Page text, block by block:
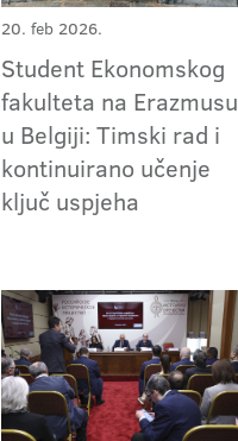
20. feb 2026.
Student Ekonomskog
fakulteta na Erazmusu
u Belgiji: Timski rad i
kontinuirano učenje
ključ uspjeha